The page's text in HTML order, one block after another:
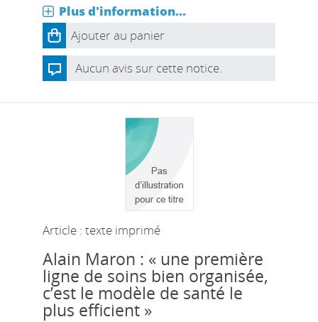
Plus d'information...
Ajouter au panier
Aucun avis sur cette notice.
Article : texte imprimé
Alain Maron : « une première
ligne de soins bien organisée,
c’est le modèle de santé le
plus efficient »